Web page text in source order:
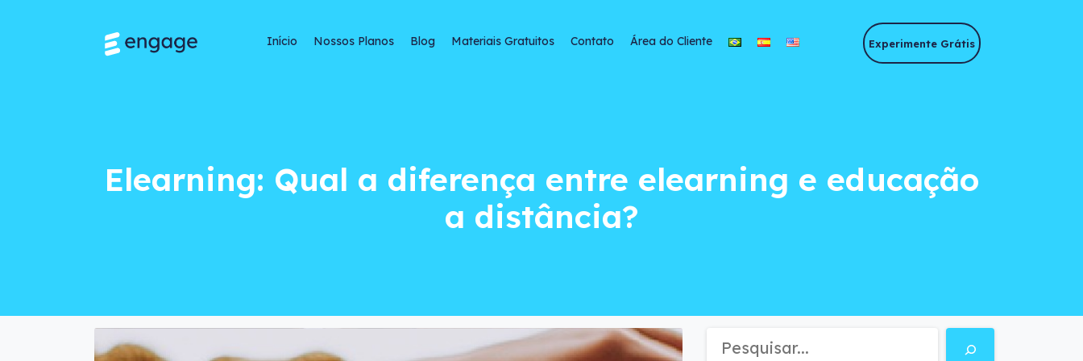
Início Nossos Planos Blog Materiais Gratuitos Contato Área do Cliente Experimente Grátis
Elearning: Qual a diferença entre elearning e educação
a distância?